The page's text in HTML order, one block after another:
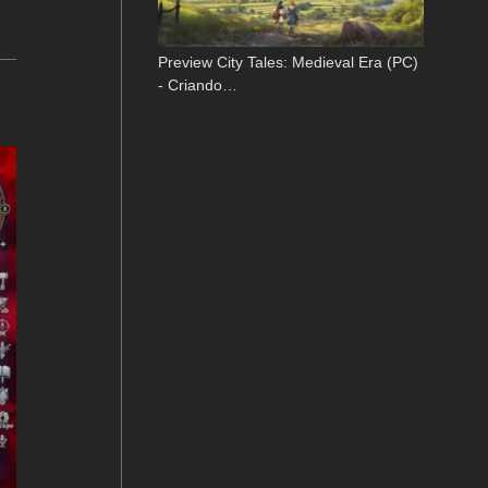
Preview City Tales: Medieval Era (PC)
- Criando…